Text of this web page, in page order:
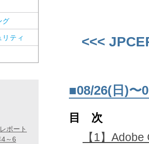
<<<
■08/26(日)〜
目 次
【1】
グ
ティ
ポート
～6